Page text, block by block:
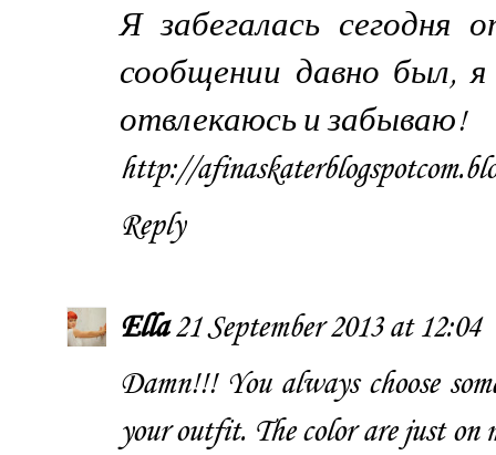
Я забегалась сегодня
сообщении давно был,
отвлекаюсь и забываю!
http://
Reply
Ella 21 September 2013 at 12:04
Damn!!! You always choose
your outfit. The color are just